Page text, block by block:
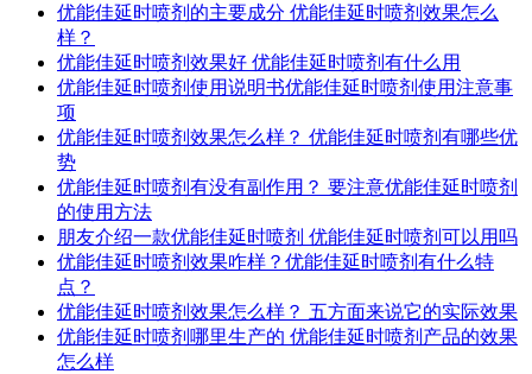
优能佳延时喷剂的主要成分 优能佳延时喷剂效果怎么
样？
优能佳延时喷剂效果好 优能佳延时喷剂有什么用
优能佳延时喷剂使用说明书优能佳延时喷剂使用注意事
项
优能佳延时喷剂效果怎么样？ 优能佳延时喷剂有哪些优
势
优能佳延时喷剂有没有副作用？ 要注意优能佳延时喷剂
的使用方法
朋友介绍一款优能佳延时喷剂 优能佳延时喷剂可以用吗
优能佳延时喷剂效果咋样？优能佳延时喷剂有什么特
点？
优能佳延时喷剂效果怎么样？ 五方面来说它的实际效果
优能佳延时喷剂哪里生产的 优能佳延时喷剂产品的效果
怎么样